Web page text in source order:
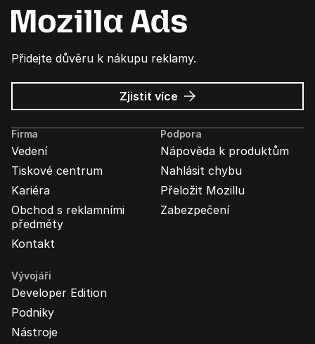
Přidejte důvěru k nákupu reklamy.
Zjistit více o
Mozilla
Ads
Firma
Vedení
Tiskové centrum
Kariéra
Obchod s reklamními
předměty
Kontakt
Podpora
Nápověda k produktům
Nahlásit chybu
Přeložit Mozillu
Zabezpečení
Vývojáři
Developer Edition
Podniky
Nástroje